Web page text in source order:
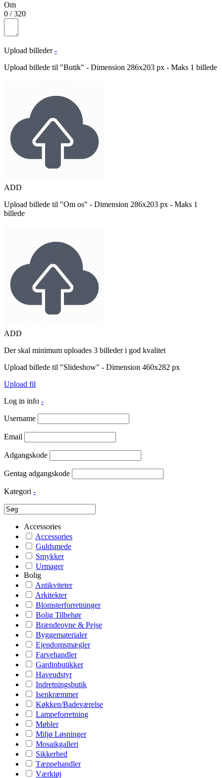
Om
0 /320
Upload billeder -
Upload billede til "Butik" - Dimension 286x203 px - Maks 1 billede
ADD
Upload billede til "Om os" - Dimension 286x203 px - Maks 1
billede
ADD
Der skal minimum uploades 3 billeder i god kvalitet
Upload billede til "Slideshow" - Dimension 460x282 px
Upload fil
Log in info -
Username
Email
Adgangskode
Gentag adgangskode
Kategori -
Accessories
Accessories
Guldsmede
Smykker
Urmager
Bolig
Antikviteter
Arkitekter
Blomsterforretninger
Bolig Tilbehør
Brændeovne & Pejse
Byggematerialer
Ejendomsmægler
Farvehandler
Gardinbutikker
Haveudstyr
Indretningsbutik
Isenkræmmer
Køkken/Badeværelse
Lampeforretning
Møbler
Miljø Løsninger
Mosaikgalleri
Sikkerhed
Tæppehandler
Værktøj